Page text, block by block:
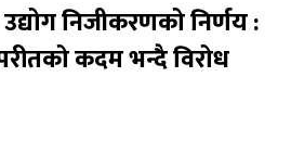
उद्योग निजीकरणको निर्णय :
कदम भन्दै विरोध